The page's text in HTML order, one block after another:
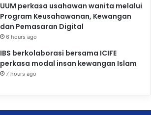
UUM perkasa usahawan wanita melalui
Program Keusahawanan, Kewangan
dan Pemasaran Digital
6 hours ago
IBS berkolaborasi bersama ICIFE
perkasa modal insan kewangan Islam
7 hours ago